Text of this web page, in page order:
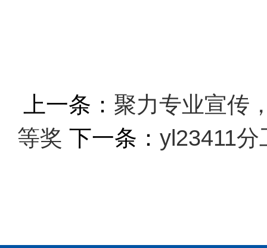
上一条： 聚力专业宣传
等奖 下一条： yl23411分